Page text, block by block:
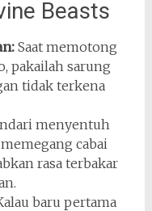
Beasts
Saat memotong
pakailah sarung
tidak terkena
menyentuh
cabai
rasa terbakar
baru pertama